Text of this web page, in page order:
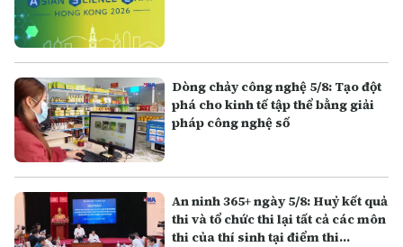
Dòng chảy công nghệ 5/8: Tạo đột
phá cho kinh tế tập thể bằng giải
pháp công nghệ số
An ninh 365+ ngày 5/8: Huỷ kết quả
thi và tổ chức thi lại tất cả các môn
thi của thí sinh tại điểm thi